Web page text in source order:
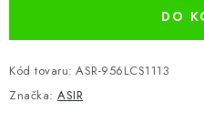
DO
Kód tovaru: ASR-956LCS1113
Značka: ASIR